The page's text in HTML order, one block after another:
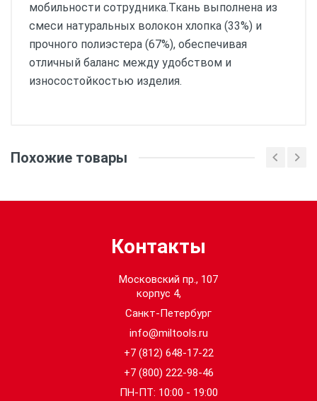
мобильности сотрудника.Ткань выполнена из
смеси натуральных волокон хлопка (33%) и
прочного полиэстера (67%), обеспечивая
отличный баланс между удобством и
износостойкостью изделия.
Похожие товары
Контакты
Московский пр., 107
корпус 4,
Санкт-Петербург
info@miltools.ru
+7 (812) 648-17-22
+7 (800) 222-98-46
ПН-ПТ: 10:00 - 19:00